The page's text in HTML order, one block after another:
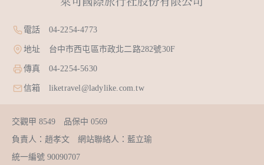
電話 04-2254-4773
地址 台中市西屯區市政北二路282號30F
傳真 04-2254-5630
信箱 liketravel@ladylike.com.tw
交觀甲 8549 品保中 0569
負責人：趙孝文 網站聯絡人：藍立瑜
統一編號 90090707